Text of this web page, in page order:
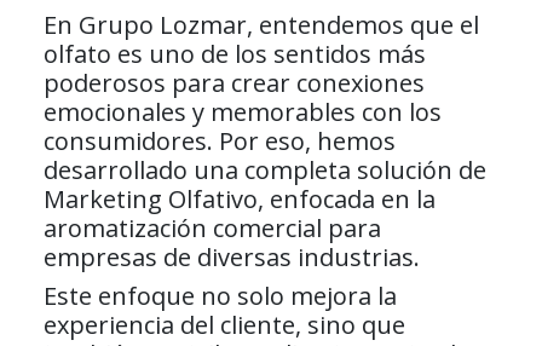
En Grupo Lozmar, entendemos que el
olfato es uno de los sentidos más
poderosos para crear conexiones
emocionales y memorables con los
consumidores. Por eso, hemos
desarrollado una completa solución de
Marketing Olfativo, enfocada en la
aromatización comercial para
empresas de diversas industrias.
Este enfoque no solo mejora la
experiencia del cliente, sino que